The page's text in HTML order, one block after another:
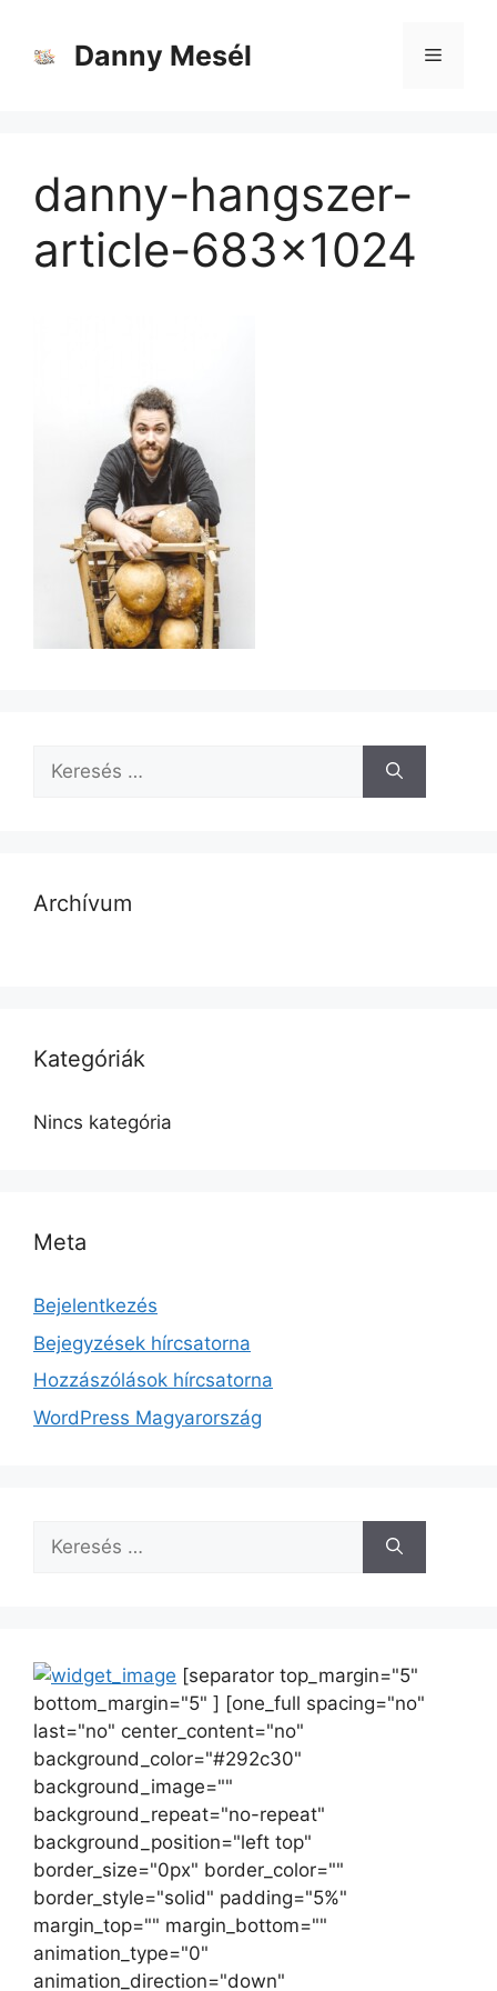
Danny Mesél
danny-hangszer-
article-683×1024
Archívum
Kategóriák
Nincs kategória
Meta
Bejelentkezés
Bejegyzések hírcsatorna
Hozzászólások hírcsatorna
WordPress Magyarország
[separator top_margin="5"
bottom_margin="5" ] [one_full spacing="no"
last="no" center_content="no"
background_color="#292c30"
background_image=""
background_repeat="no-repeat"
background_position="left top"
border_size="0px" border_color=""
border_style="solid" padding="5%"
margin_top="" margin_bottom=""
animation_type="0"
animation_direction="down"